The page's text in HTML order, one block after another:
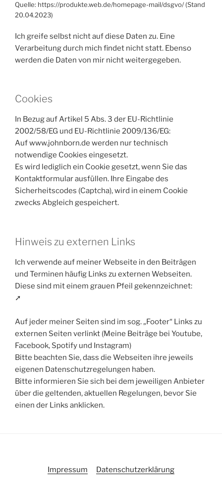
Quelle: https://produkte.web.de/homepage-mail/dsgvo/ (Stand
20.04.2023)
Ich greife selbst nicht auf diese Daten zu. Eine
Verarbeitung durch mich findet nicht statt. Ebenso
werden die Daten von mir nicht weitergegeben.
Cookies
In Bezug auf Artikel 5 Abs. 3 der EU-Richtlinie
2002/58/EG und EU-Richtlinie 2009/136/EG:
Auf www.johnborn.de werden nur technisch
notwendige Cookies eingesetzt.
Es wird lediglich ein Cookie gesetzt, wenn Sie das
Kontaktformular ausfüllen. Ihre Eingabe des
Sicherheitscodes (Captcha), wird in einem Cookie
zwecks Abgleich gespeichert.
Hinweis zu externen Links
Ich verwende auf meiner Webseite in den Beiträgen
und Terminen häufig Links zu externen Webseiten.
Diese sind mit einem grauen Pfeil gekennzeichnet:
➚
Auf jeder meiner Seiten sind im sog. „Footer“ Links zu
externen Seiten verlinkt (Meine Beiträge bei Youtube,
Facebook, Spotify und Instagram)
Bitte beachten Sie, dass die Webseiten ihre jeweils
eigenen Datenschutzregelungen haben.
Bitte informieren Sie sich bei dem jeweiligen Anbieter
über die geltenden, aktuellen Regelungen, bevor Sie
einen der Links anklicken.
Impressum Datenschutzerklärung